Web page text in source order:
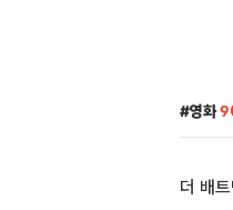
영화
더 배